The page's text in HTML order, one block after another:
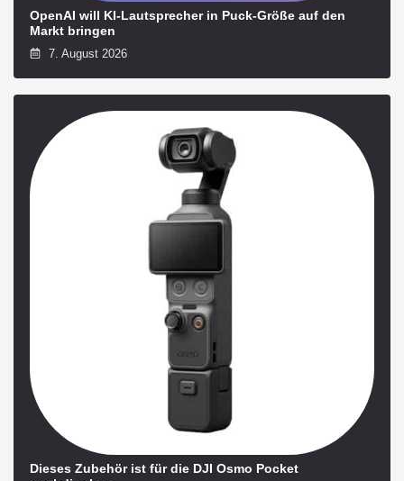
OpenAI will KI-Lautsprecher in Puck-Größe auf den
Markt bringen
7. August 2026
Dieses Zubehör ist für die DJI Osmo Pocket